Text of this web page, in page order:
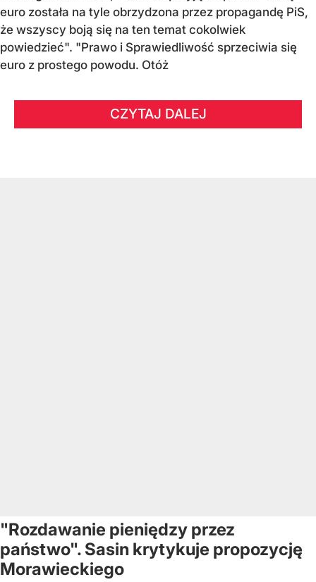
euro została na tyle obrzydzona przez propagandę PiS,
że wszyscy boją się na ten temat cokolwiek
powiedzieć". "Prawo i Sprawiedliwość sprzeciwia się
euro z prostego powodu. Otóż
CZYTAJ DALEJ
"Rozdawanie pieniędzy przez
państwo". Sasin krytykuje propozycję
Morawieckiego